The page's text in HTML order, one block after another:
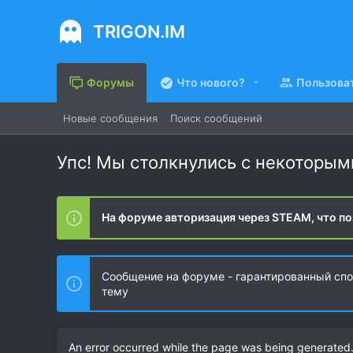
TRIGON.IM
Форумы Что нового?
Новые сообщения Поиск сообщений
Упс! Мы столкнулись с
На форуме авторизация через STEAM, что
Сообщение на форуме - гарантированный
тему
An error occurred while the page was being